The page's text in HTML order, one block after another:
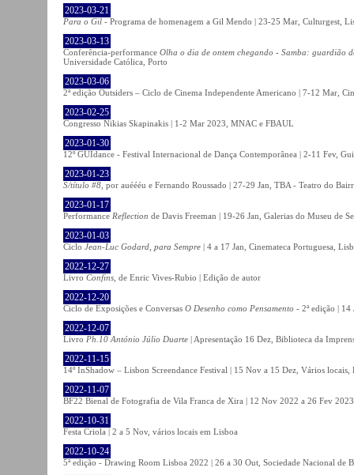
2023-03-21
Para o Gil - Programa de homenagem a Gil Mendo | 23-25 Mar, Culturgest,
2023-03-13
Conferência-performance Olha o dia de ontem chegando - Samba: guardião
Universidade Católica, Porto
2023-03-06
2ª edição Outsiders – Ciclo de Cinema Independente Americano | 7-12 Mar,
2023-02-25
Congresso Nikias Skapinakis | 1-2 Mar 2023, MNAC e FBAUL
2023-01-30
12º GUIdance - Festival Internacional de Dança Contemporânea | 2-11 Fev,
2023-01-23
S/título #8 , por auéééu e Fernando Roussado | 27-29 Jan, TBA - Teatro do
2023-01-17
Performance Reflection de Davis Freeman | 19-26 Jan, Galerias do Museu de
2023-01-03
Ciclo Jean-Luc Godard, para Sempre | 4 a 17 Jan, Cinemateca Portuguesa,
2022-12-27
Livro Confins , de Enric Vives-Rubio | Edição de autor
2022-12-20
Ciclo de Exposições e Conversas O Desenho como Pensamento - 2ª edição |
2022-12-07
Livro Ph.10 António Júlio Duarte | Apresentação 16 Dez, Biblioteca da
2022-11-15
14º InShadow – Lisbon Screendance Festival | 15 Nov a 15 Dez, Vários locais,
2022-11-07
BF22 Bienal de Fotografia de Vila Franca de Xira | 12 Nov 2022 a 26 Fev
2022-10-31
Festa Criola | 2 a 5 Nov, vários locais em Lisboa
2022-10-24
5ª edição - Drawing Room Lisboa 2022 | 26 a 30 Out, Sociedade Nacional de